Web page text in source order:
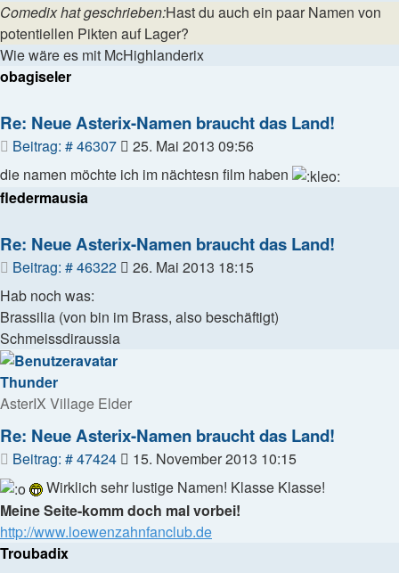
Comedix hat geschrieben:Hast du auch ein paar Namen von
potentiellen Pikten auf Lager?
Wie wäre es mit McHighlanderix
obagiseler
Re: Neue Asterix-Namen braucht das Land!
Beitrag: # 46307Beitrag
25. Mai 2013 09:56
die namen möchte ich im nächtesn film haben
fledermausia
Re: Neue Asterix-Namen braucht das Land!
Beitrag: # 46322Beitrag
26. Mai 2013 18:15
Hab noch was:
Brassilia (von bin im Brass, also beschäftigt)
Schmeissdiraussia
Thunder
AsterIX Village Elder
Re: Neue Asterix-Namen braucht das Land!
Beitrag: # 47424Beitrag
15. November 2013 10:15
Wirklich sehr lustige Namen! Klasse Klasse!
Meine Seite-komm doch mal vorbei!
http://www.loewenzahnfanclub.de
Troubadix